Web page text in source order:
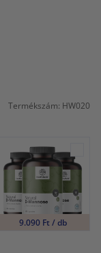
Termékszám: HW020
9.090 Ft / db